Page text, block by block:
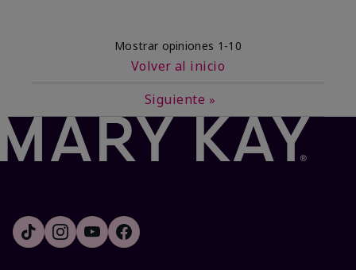
Mostrar opiniones 1-10
Volver al inicio
Siguiente »